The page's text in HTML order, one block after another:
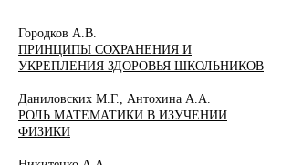
Городков А.В.
ПРИНЦИПЫ СОХРАНЕНИЯ И
УКРЕПЛЕНИЯ ЗДОРОВЬЯ ШКОЛЬНИКОВ
Даниловских М.Г., Антохина А.А.
РОЛЬ МАТЕМАТИКИ В ИЗУЧЕНИИ
ФИЗИКИ